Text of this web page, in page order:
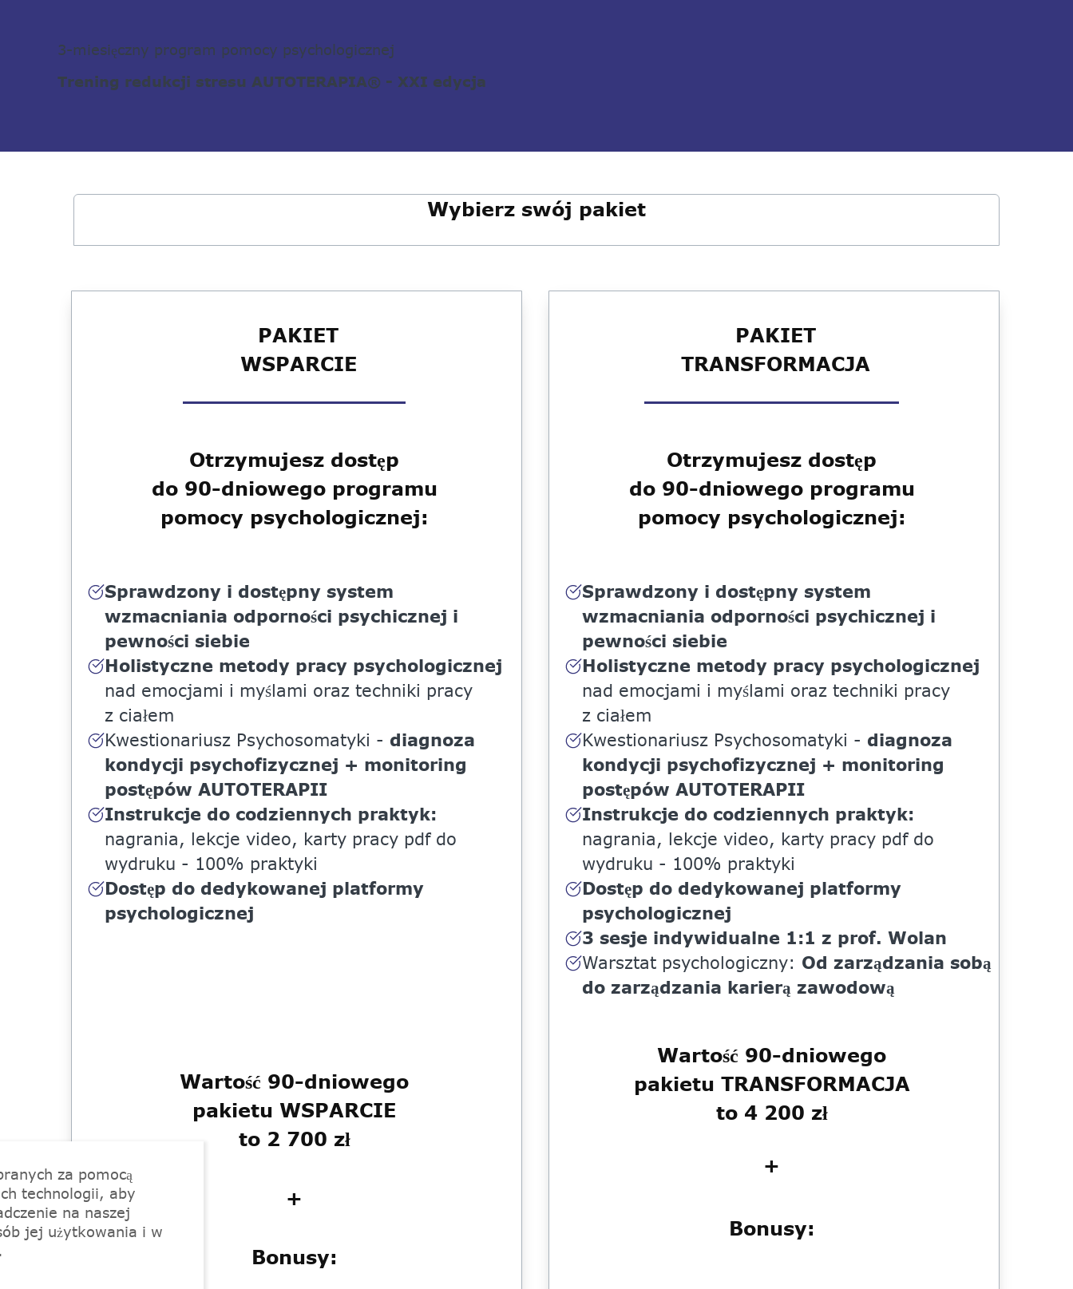
3-miesięczny program pomocy psychologicznej
Trening redukcji stresu AUTOTERAPIA® - XXI edycja
Wybierz swój pakiet
PAKIET
WSPARCIE
Otrzymujesz dostęp
do 90-dniowego programu
pomocy psychologicznej:
Sprawdzony i dostępny system
wzmacniania odporności psychicznej i
pewności siebie
Holistyczne metody pracy psychologicznej
nad emocjami i myślami oraz techniki pracy
z ciałem
Kwestionariusz Psychosomatyki - diagnoza
kondycji psychofizycznej + monitoring
postępów AUTOTERAPII
Instrukcje do codziennych praktyk:
nagrania, lekcje video, karty pracy pdf do
wydruku - 100% praktyki
Dostęp do dedykowanej platformy
psychologicznej
Wartość 90-dniowego
pakietu WSPARCIE
to 2 700 zł
+
Bonusy:
PAKIET
TRANSFORMACJA
Otrzymujesz dostęp
do 90-dniowego programu
pomocy psychologicznej:
Sprawdzony i dostępny system
wzmacniania odporności psychicznej i
pewności siebie
Holistyczne metody pracy psychologicznej
nad emocjami i myślami oraz techniki pracy
z ciałem
Kwestionariusz Psychosomatyki - diagnoza
kondycji psychofizycznej + monitoring
postępów AUTOTERAPII
Instrukcje do codziennych praktyk:
nagrania, lekcje video, karty pracy pdf do
wydruku - 100% praktyki
Dostęp do dedykowanej platformy
psychologicznej
3 sesje indywidualne 1:1 z prof. Wolan
Warsztat psychologiczny: Od zarządzania sobą
do zarządzania karierą zawodową
Wartość 90-dniowego
pakietu TRANSFORMACJA
to 4 200 zł
+
Bonusy:
za pomocą
technologii, aby
na naszej
jej użytkowania i w